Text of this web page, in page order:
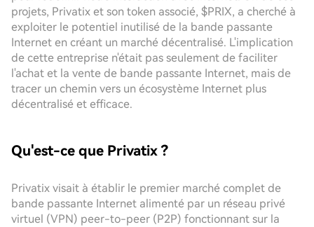
projets, Privatix et son token associé, $PRIX, a cherché à
exploiter le potentiel inutilisé de la bande passante
Internet en créant un marché décentralisé. L'implication
de cette entreprise n'était pas seulement de faciliter
l'achat et la vente de bande passante Internet, mais de
tracer un chemin vers un écosystème Internet plus
décentralisé et efficace.
Qu'est-ce que Privatix ?
Privatix visait à établir le premier marché complet de
bande passante Internet alimenté par un réseau privé
virtuel (VPN) peer-to-peer (P2P) fonctionnant sur la